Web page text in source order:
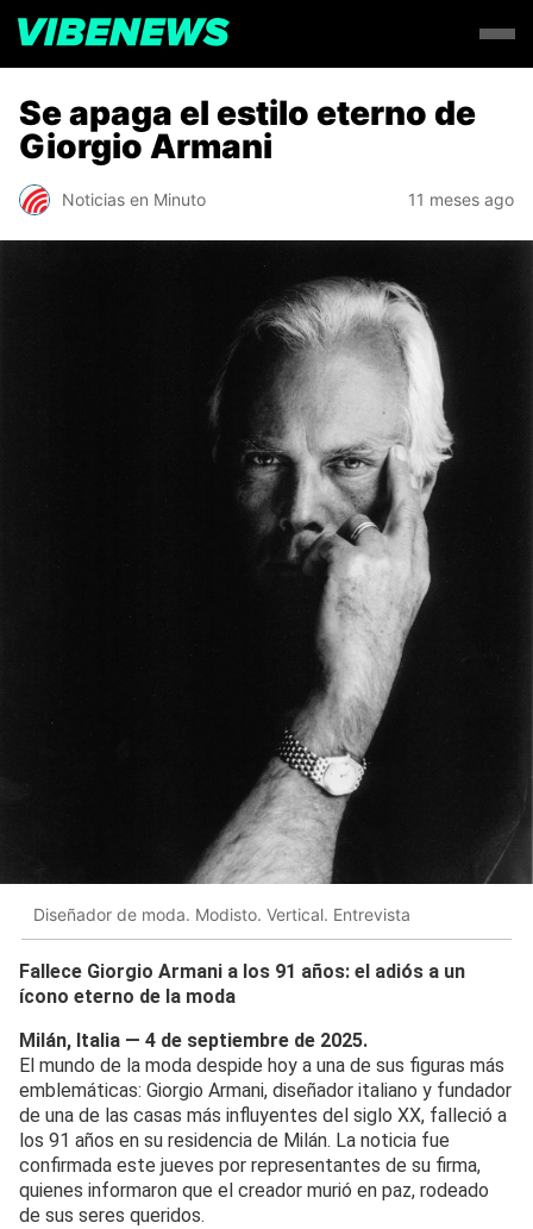
Se apaga el estilo eterno de
Giorgio Armani
Noticias en Minuto 11 meses ago
Diseñador de moda. Modisto. Vertical. Entrevista
Fallece Giorgio Armani a los 91 años: el adiós a un
ícono eterno de la moda
Milán, Italia — 4 de septiembre de 2025.
El mundo de la moda despide hoy a una de sus figuras más
emblemáticas: Giorgio Armani, diseñador italiano y fundador
de una de las casas más influyentes del siglo XX, falleció a
los 91 años en su residencia de Milán. La noticia fue
confirmada este jueves por representantes de su firma,
quienes informaron que el creador murió en paz, rodeado
de sus seres queridos.